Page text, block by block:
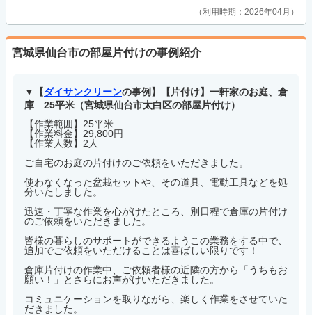
利用時期：2026年04月
宮城県仙台市の部屋片付けの事例紹介
【ダイサンクリーンの事例】【片付け】一軒家のお庭、倉
庫 25平米（宮城県仙台市太白区の部屋片付け）
【作業範囲】25平米
【作業料金】29,800円
【作業人数】2人
ご自宅のお庭の片付けのご依頼をいただきました。
使わなくなった盆栽セットや、その道具、電動工具などを処
分いたしました。
迅速・丁寧な作業を心がけたところ、別日程で倉庫の片付け
のご依頼をいただきました。
皆様の暮らしのサポートができるようこの業務をする中で、
追加でご依頼をいただけることは喜ばしい限りです！
倉庫片付けの作業中、ご依頼者様の近隣の方から「うちもお
願い！」とさらにお声がけいただきました。
コミュニケーションを取りながら、楽しく作業をさせていた
だきました。